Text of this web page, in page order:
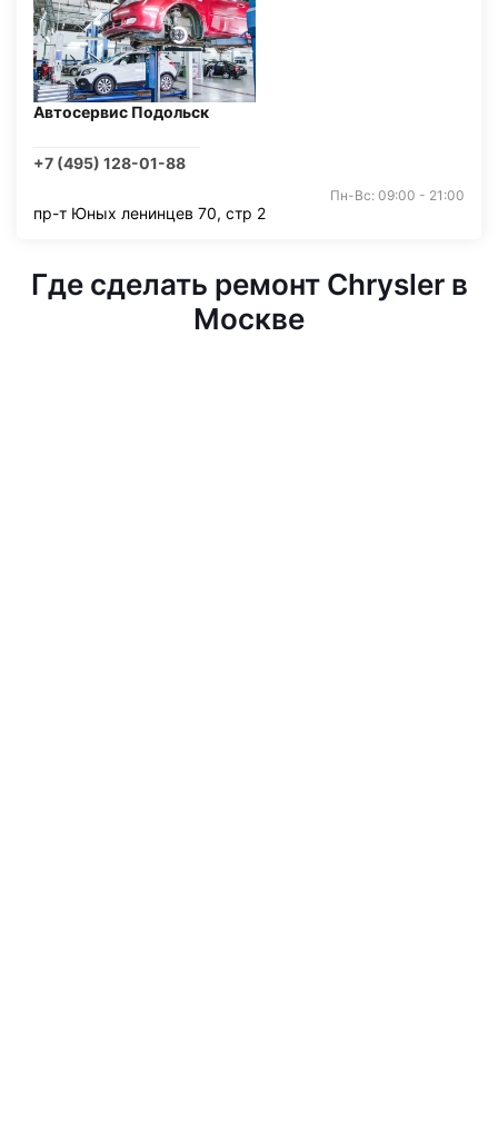
Автосервис Подольск
+7 (495) 128-01-88
Пн-Вс: 09:00 - 21:00
пр-т Юных ленинцев 70, стр 2
Где сделать ремонт Chrysler в
Москве